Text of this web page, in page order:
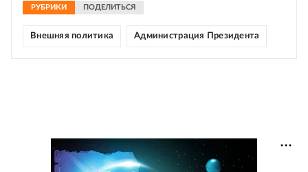
РУБРИКИ ПОДЕЛИТЬСЯ
Внешняя политика Администрация Президента